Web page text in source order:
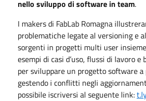
nello sviluppo di software in team.
I makers di FabLab Romagna
problematiche legate al versioning e
sorgenti in progetti multi user
esempi di casi d’uso, flussi di lavoro
per sviluppare un progetto software a
gestendo i conflitti negli
possibile iscriversi al seguente link: